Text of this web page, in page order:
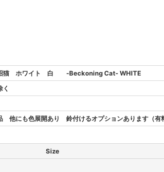
猫 ホワイト 白 -Beckoning Cat- WHITE
く
他にも色展開あり 鈴付けるオプションあります（有
Size